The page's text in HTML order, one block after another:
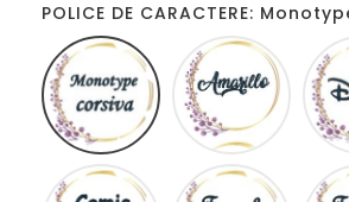
POLICE DE CARACTERE:
Monotype
corsiva
Comic
sans
French
script